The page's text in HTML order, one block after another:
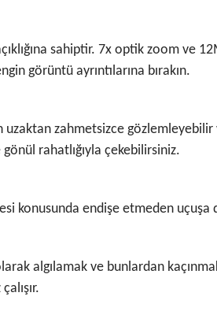
sahiptir. 7x optik zoom ve
görüntü ayrıntılarına bırakın.
zahmetsizce
rahatlığıyla çekebilirsiniz.
konusunda endişe etmeden
algılamak ve bunlardan